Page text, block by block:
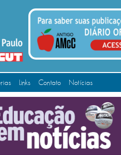
Links Contato Notícias